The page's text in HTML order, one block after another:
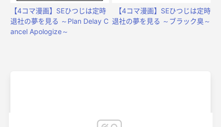
【4コマ漫画】SEひつじは定時
退社の夢を見る ～Plan Delay C
ancel Apologize～
【4コマ漫画】SEひつじは定時
退社の夢を見る ～ブラック臭～